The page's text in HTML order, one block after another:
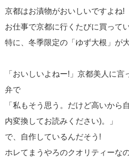
京都はお漬物がおいしいですよね!
お仕事で京都に行くたびに買ってい
特に、冬季限定の「ゆず大根」が
「おいしいよねー!」京都美人に
弁で
「私もそう思う。だけど高いから
内変換してお読みください)。」
で、自作しているんだそう!
ホレてまうやろのクオリティーな